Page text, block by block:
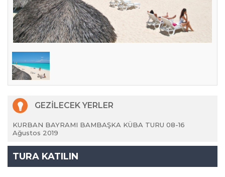
GEZİLECEK YERLER
KURBAN BAYRAMI BAMBAŞKA KÜBA TURU 08-16
Ağustos 2019
TURA KATILIN